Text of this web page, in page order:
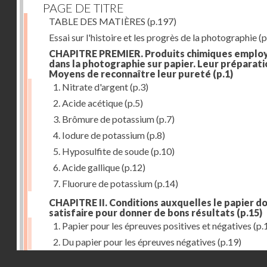
PAGE DE TITRE
TABLE DES MATIÈRES (p.197)
Essai sur l'histoire et les progrès de la photographie
CHAPITRE PREMIER. Produits chimiques
dans la photographie sur papier. Leur
Moyens de reconnaître leur pureté (p.1)
1. Nitrate d'argent(p.3)
2. Acide acétique(p.5)
3. Brômure de potassium(p.7)
4. Iodure de potassium(p.8)
5. Hyposulfite de soude(p.10)
6. Acide gallique(p.12)
7. Fluorure de potassium(p.14)
CHAPITRE II. Conditions auxquelles le papier
satisfaire pour donner de bons résultats (p.15)
1. Papier pour les épreuves positives et négatives
2. Du papier pour les épreuves négatives (p.19)